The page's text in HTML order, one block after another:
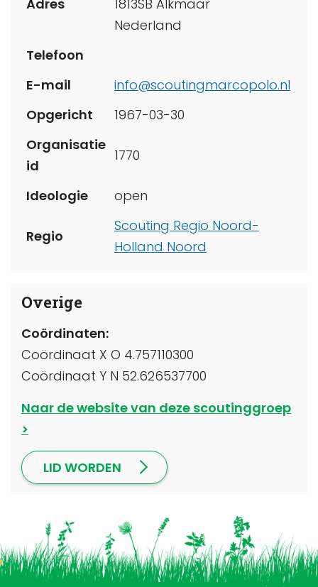
Adres
1813SB Alkmaar
Nederland
Telefoon
E-mail
info@scoutingmarcopolo.nl
Opgericht
1967-03-30
Organisatie
id
1770
Ideologie open
Regio
Scouting Regio Noord-
Holland Noord
Overige
Coördinaten:
Coördinaat X O 4.757110300
Coördinaat Y N 52.626537700
Naar de website van deze scoutinggroep
LID WORDEN